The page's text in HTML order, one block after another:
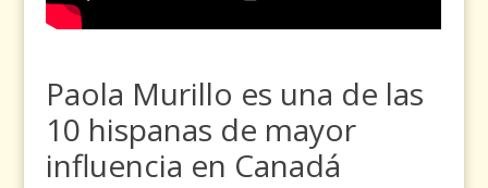
Paola Murillo es una de las
10 hispanas de mayor
influencia en Canadá